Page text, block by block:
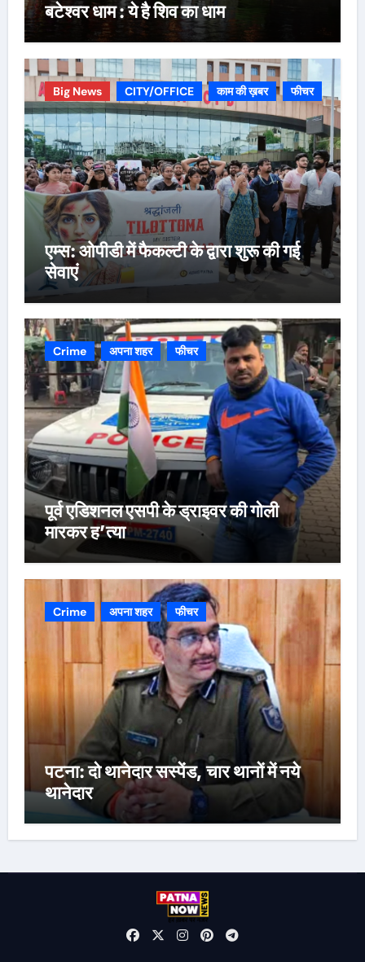
बटेश्वर धाम : ये है शिव का धाम
Big News CITY/OFFICE काम की ख़बर फीचर
एम्स: ओपीडी में फैकल्टी के द्वारा शुरू की गई
सेवाएं
Crime अपना शहर फीचर
पूर्व एडिशनल एसपी के ड्राइवर की गोली
मारकर ह’त्या
Crime अपना शहर फीचर
पटना: दो थानेदार सस्पेंड, चार थानों में नये
थानेदार